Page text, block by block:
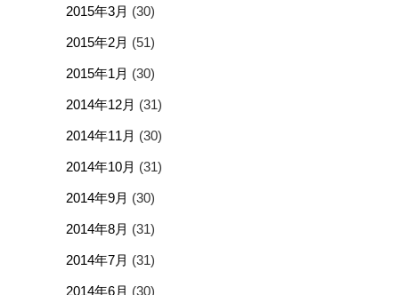
2015年3月 (30)
2015年2月 (51)
2015年1月 (30)
2014年12月 (31)
2014年11月 (30)
2014年10月 (31)
2014年9月 (30)
2014年8月 (31)
2014年7月 (31)
2014年6月 (30)